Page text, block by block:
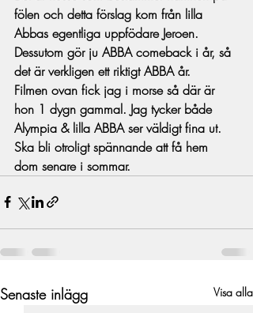
fölen och detta förslag kom från lilla
Abbas egentliga uppfödare Jeroen.
Dessutom gör ju ABBA comeback i år, så
det är verkligen ett riktigt ABBA år.
Filmen ovan fick jag i morse så där är
hon 1 dygn gammal. Jag tycker både
Alympia & lilla ABBA ser väldigt fina ut.
Ska bli otroligt spännande att få hem
dom senare i sommar.
Senaste inlägg Visa alla